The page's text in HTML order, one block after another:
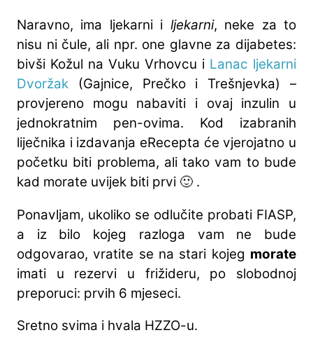
Naravno, ima ljekarni i ljekarni, neke za to
nisu ni čule, ali npr. one glavne za dijabetes:
bivši Kožul na Vuku Vrhovcu i Lanac ljekarni
Dvoržak (Gajnice, Prečko i Trešnjevka) –
provjereno mogu nabaviti i ovaj inzulin u
jednokratnim pen-ovima. Kod izabranih
liječnika i izdavanja eRecepta će vjerojatno u
početku biti problema, ali tako vam to bude
kad morate uvijek biti prvi 🙂 .
Ponavljam, ukoliko se odlučite probati FIASP,
a iz bilo kojeg razloga vam ne bude
odgovarao, vratite se na stari kojeg morate
imati u rezervi u frižideru, po slobodnoj
preporuci: prvih 6 mjeseci.
Sretno svima i hvala HZZO-u.